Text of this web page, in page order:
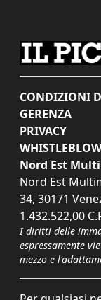
CONDIZIONI
GERENZA
PRIVACY
Nord Est
Nord Est
34, 30171
1.432.522,00
I diritti delle
espressamente
mezzo e